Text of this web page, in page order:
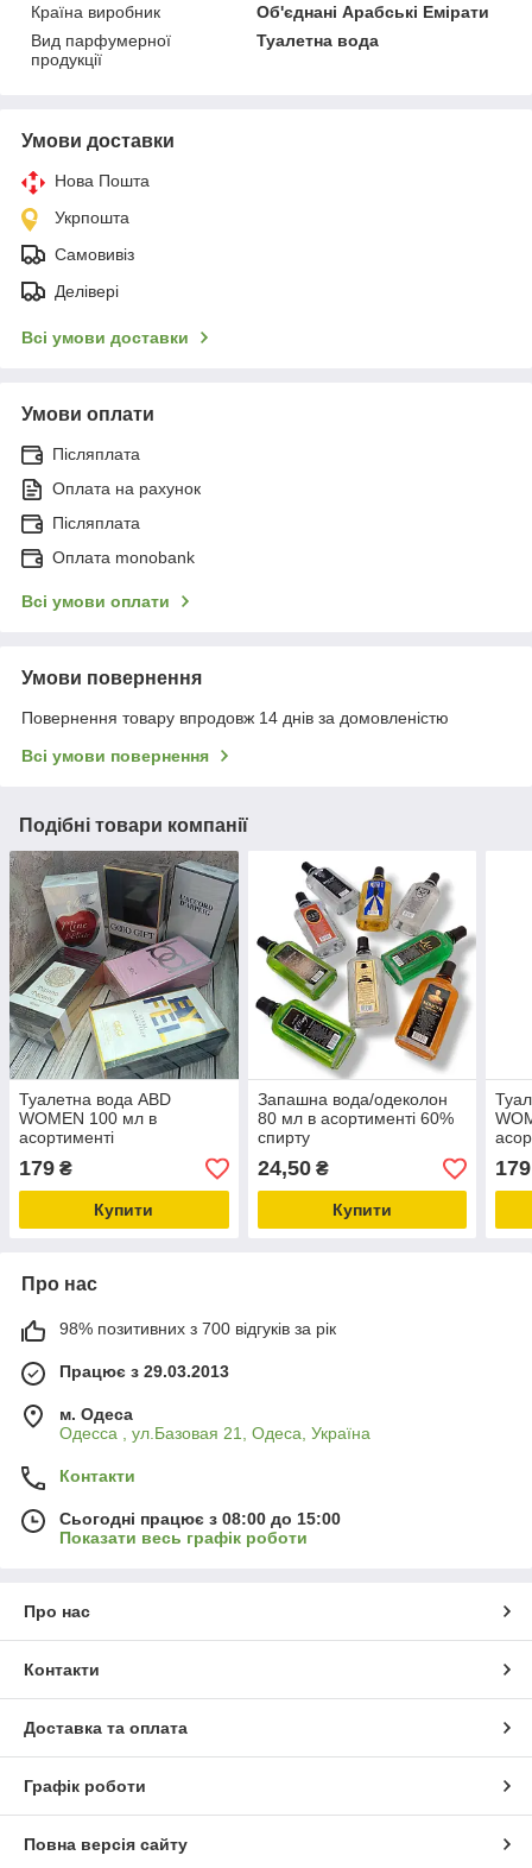
Країна виробник
Об'єднані Арабські Емірати
Вид парфумерної
продукції
Туалетна вода
Умови доставки
Нова Пошта
Укрпошта
Самовивіз
Делівері
Всі умови доставки
Умови оплати
Післяплата
Оплата на рахунок
Післяплата
Оплата monobank
Всі умови оплати
Умови повернення
Повернення товару впродовж 14 днів за домовленістю
Всі умови повернення
Подібні товари компанії
Туалетна вода ABD
WOMEN 100 мл в
асортименті
179 ₴
Купити
Запашна вода/одеколон
80 мл в асортименті 60%
спирту
24,50₴
Купити
179
Про нас
98% позитивних з 700 відгуків за рік
Працює з 29.03.2013
м. Одеса
Одесса , ул.Базовая 21, Одеса, Україна
Контакти
Сьогодні працює з 08:00 до 15:00
Показати весь графік роботи
Про нас
Контакти
Доставка та оплата
Графік роботи
Повна версія сайту